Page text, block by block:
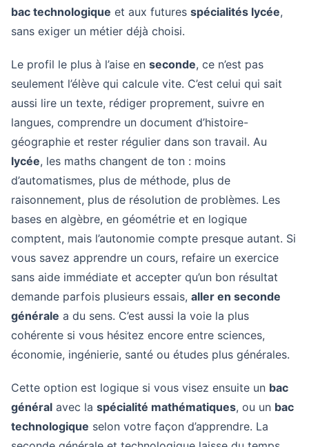
bac technologique et aux futures spécialités lycée,
sans exiger un métier déjà choisi.
Le profil le plus à l’aise en seconde, ce n’est pas
seulement l’élève qui calcule vite. C’est celui qui sait
aussi lire un texte, rédiger proprement, suivre en
langues, comprendre un document d’histoire-
géographie et rester régulier dans son travail. Au
lycée, les maths changent de ton : moins
d’automatismes, plus de méthode, plus de
raisonnement, plus de résolution de problèmes. Les
bases en algèbre, en géométrie et en logique
comptent, mais l’autonomie compte presque autant. Si
vous savez apprendre un cours, refaire un exercice
sans aide immédiate et accepter qu’un bon résultat
demande parfois plusieurs essais, aller en seconde
générale a du sens. C’est aussi la voie la plus
cohérente si vous hésitez encore entre sciences,
économie, ingénierie, santé ou études plus générales.
Cette option est logique si vous visez ensuite un bac
général avec la spécialité mathématiques, ou un bac
technologique selon votre façon d’apprendre. La